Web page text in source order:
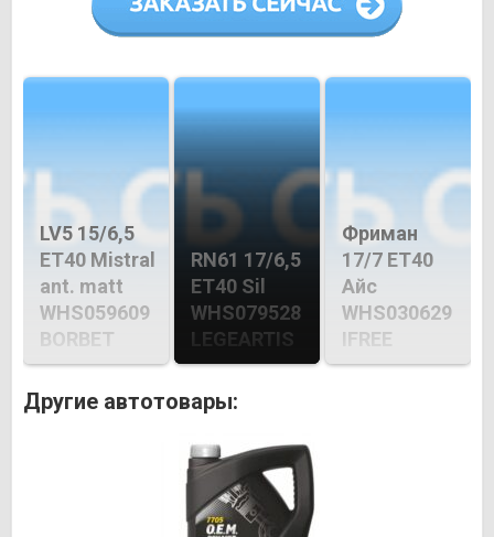
LV5 15/6,5
ET40 Mistral
ant. matt
WHS059609
BORBET
RN61 17/6,5
ET40 Sil
WHS079528
LEGEARTIS
Фриман
17/7 ET40
Айс
WHS030629
IFREE
Другие автотовары: